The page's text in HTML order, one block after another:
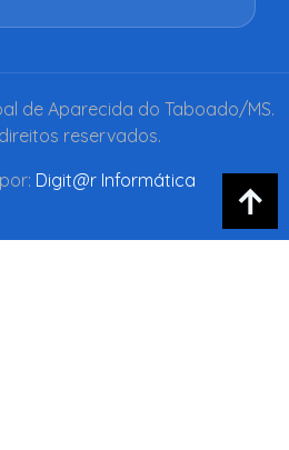
de Aparecida do Taboado/MS.
reservados.
Digit@r Informática